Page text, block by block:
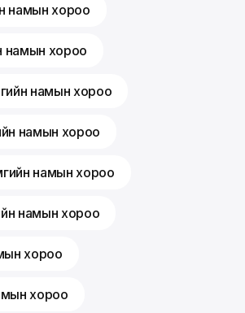
намын хороо
намын хороо
намын хороо
намын хороо
намын хороо
намын хороо
хороо
хороо